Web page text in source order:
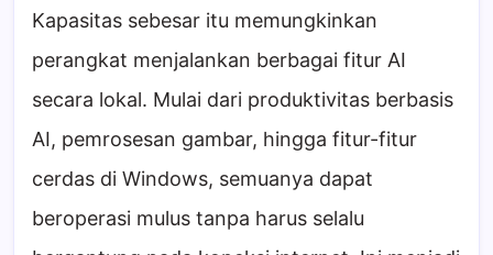
Kapasitas sebesar itu memungkinkan
perangkat menjalankan berbagai fitur AI
secara lokal. Mulai dari produktivitas berbasis
AI, pemrosesan gambar, hingga fitur-fitur
cerdas di Windows, semuanya dapat
beroperasi mulus tanpa harus selalu